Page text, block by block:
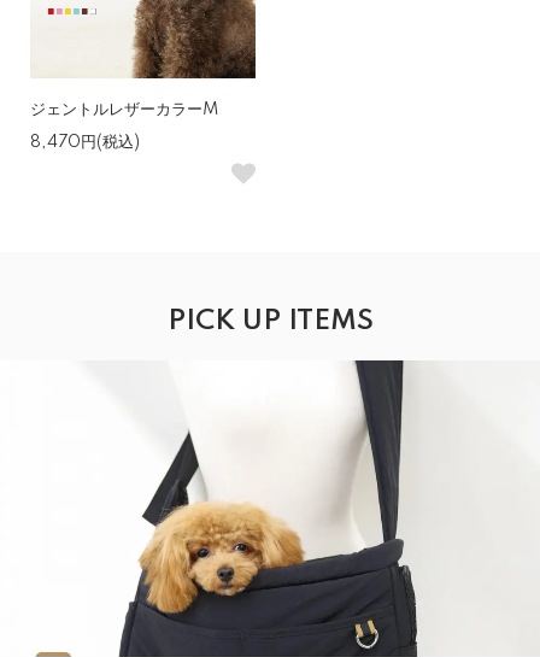
ジェントルレザーカラーM
8,470円(税込)
PICK UP ITEMS